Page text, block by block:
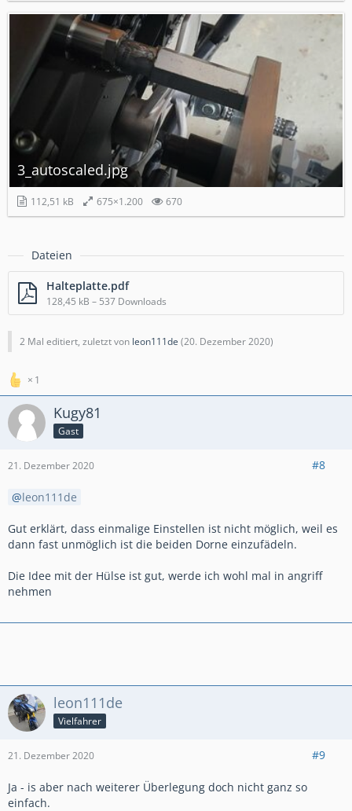
3_autoscaled.jpg
112,51 kB 675×1.200 670
Dateien
Halteplatte.pdf
128,45 kB – 537 Downloads
2 Mal editiert, zuletzt von leon111de (20. Dezember 2020)
1
Kugy81
Gast
21. Dezember 2020 #8
leon111de
Gut erklärt, dass einmalige Einstellen ist nicht möglich, weil es
dann fast unmöglich ist die beiden Dorne einzufädeln.
Die Idee mit der Hülse ist gut, werde ich wohl mal in angriff
nehmen
leon111de
Vielfahrer
21. Dezember 2020 #9
Ja - is aber nach weiterer Überlegung doch nicht ganz so
einfach.